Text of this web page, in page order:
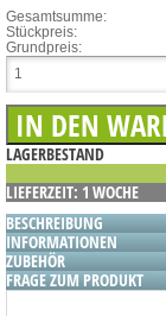
Gesamtsumme:
Stückpreis:
Grundpreis:
LAGERBESTAND
LIEFERZEIT: 1 WOCHE
BESCHREIBUNG
INFORMATIONEN
ZUBEHÖR
FRAGE ZUM PRODUKT